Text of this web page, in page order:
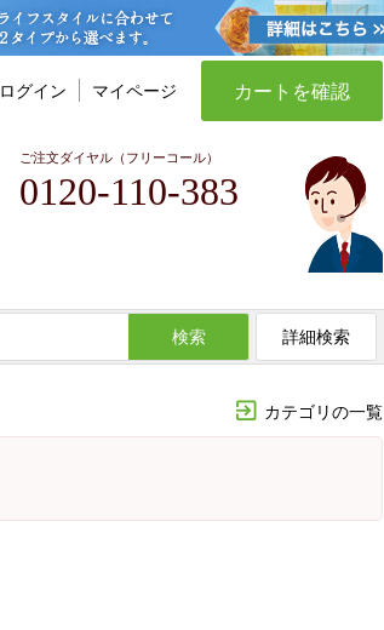
ログイン マイページ カートを確認
ご注文ダイヤル（フリーコール）
0120-110-383
検索 詳細検索
カテゴリの一覧